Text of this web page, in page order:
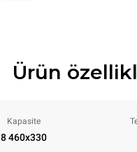
Ürün
Kapasite
8 460x330